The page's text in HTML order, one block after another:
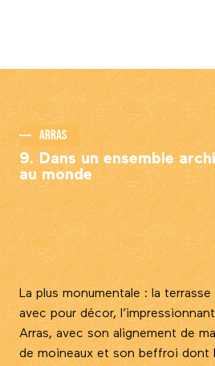
Arras
9. Dans un ensemble
au monde
La plus monumentale : la
avec pour décor,
Arras, avec son alignement de
de moineaux et son beffroi dont